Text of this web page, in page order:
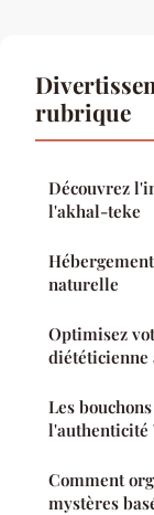
rubrique
Découvrez
l'akhal-teke
naturelle
Optimisez
diététicienne
Les
l'authenticité
Comment
mystères